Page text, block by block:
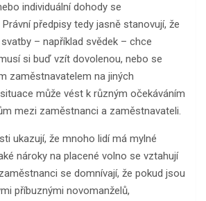
individuální dohody se
předpisy tedy jasně stanovují, že
– například svědek – chce
si buď vzít dovolenou, nebo se
zaměstnavatelem na jiných
může vést k různým očekáváním
mezi zaměstnanci a zaměstnavateli.
ukazují, že mnoho lidí má mylné
nároky na placené volno se vztahují
se domnívají, že pokud jsou
příbuznými novomanželů,